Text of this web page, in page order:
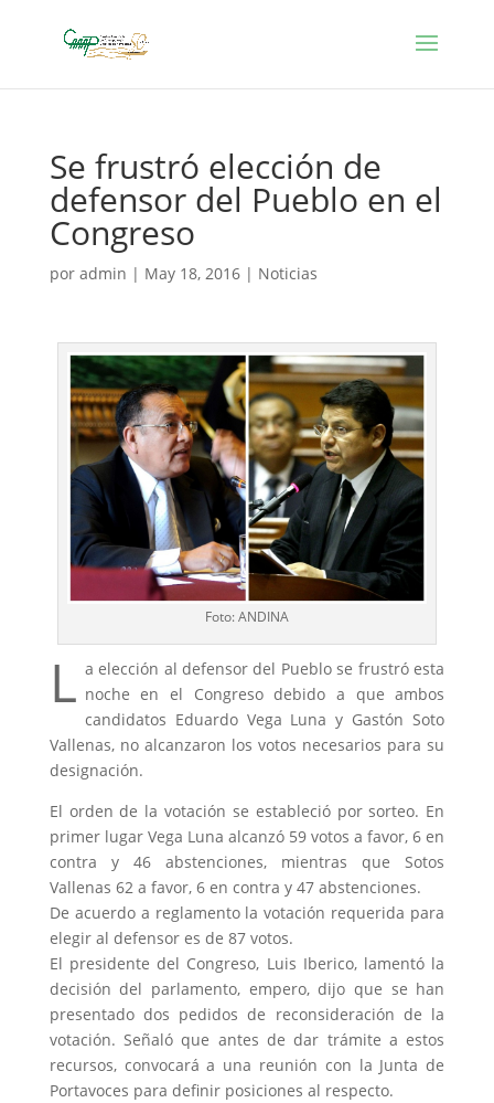
Se frustró elección de
defensor del Pueblo en el
Congreso
por admin | May 18, 2016| Noticias
Foto: ANDINA
L a elección al defensor del Pueblo se frustró esta
noche en el Congreso debido a que ambos
candidatos Eduardo Vega Luna y Gastón Soto
Vallenas, no alcanzaron los votos necesarios para su
designación.
El orden de la votación se estableció por sorteo. En
primer lugar Vega Luna alcanzó 59 votos a favor, 6 en
contra y 46 abstenciones, mientras que Sotos
Vallenas 62 a favor, 6 en contra y 47 abstenciones.
De acuerdo a reglamento la votación requerida para
elegir al defensor es de 87 votos.
El presidente del Congreso, Luis Iberico, lamentó la
decisión del parlamento, empero, dijo que se han
presentado dos pedidos de reconsideración de la
votación. Señaló que antes de dar trámite a estos
recursos, convocará a una reunión con la Junta de
Portavoces para definir posiciones al respecto.